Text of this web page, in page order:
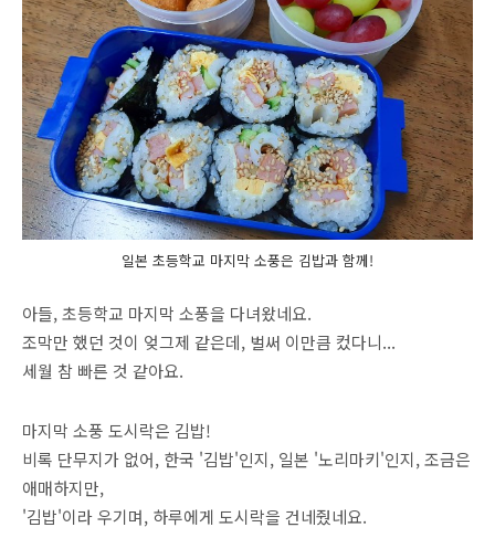
일본 초등학교 마지막 소풍은 김밥과 함께!
아들, 초등학교 마지막 소풍을 다녀왔네요.
조막만 했던 것이 엊그제 같은데, 벌써 이만큼 컸다니...
세월 참 빠른 것 같아요.
마지막 소풍 도시락은 김밥!
비록 단무지가 없어, 한국 '김밥'인지, 일본 '노리마키'인지, 조금은
애매하지만,
'김밥'이라 우기며, 하루에게 도시락을 건네줬네요.